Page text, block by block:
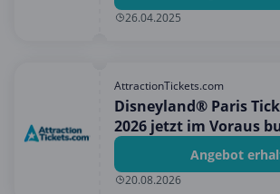
26.04.2025
AttractionTickets.com
Disneyland® Paris
2026 jetzt im Voraus
den Bestpreis + ein
Geschenk erhalten!
Angebot
20.08.2026